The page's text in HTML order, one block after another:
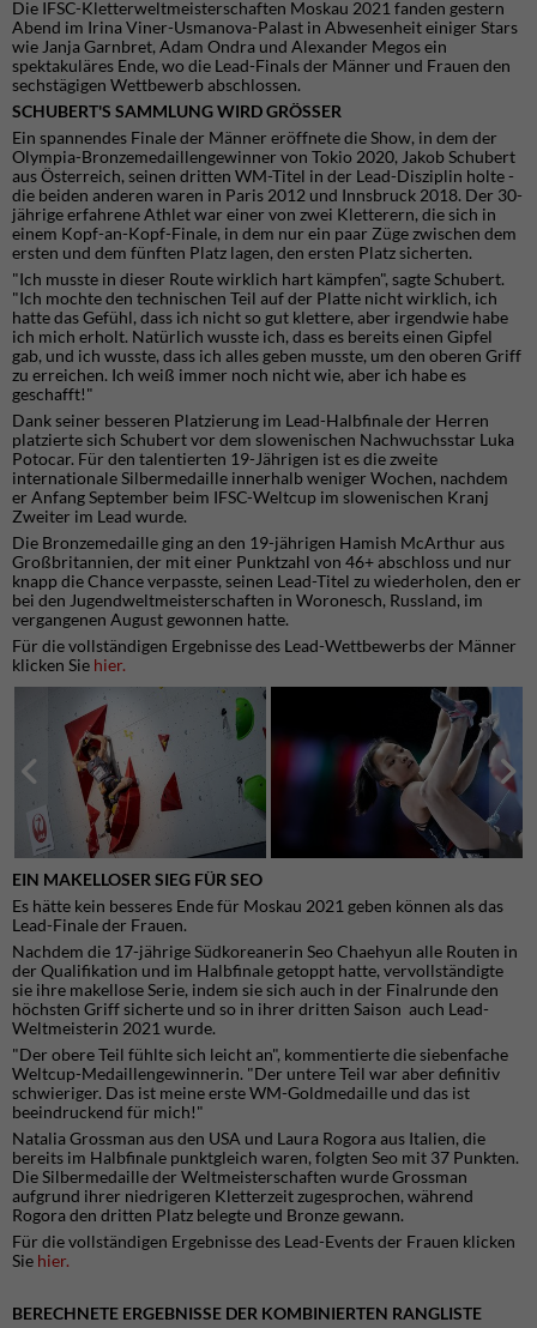
Die IFSC-Kletterweltmeisterschaften Moskau 2021 fanden gestern
Abend im Irina Viner-Usmanova-Palast in Abwesenheit einiger Stars
wie Janja Garnbret, Adam Ondra und Alexander Megos ein
spektakuläres Ende, wo die Lead-Finals der Männer und Frauen den
sechstägigen Wettbewerb abschlossen.
SCHUBERT'S SAMMLUNG WIRD GRÖSSER
Ein spannendes Finale der Männer eröffnete die Show, in dem der
Olympia-Bronzemedaillengewinner von Tokio 2020, Jakob Schubert
aus Österreich, seinen dritten WM-Titel in der Lead-Disziplin holte -
die beiden anderen waren in Paris 2012 und Innsbruck 2018. Der 30-
jährige erfahrene Athlet war einer von zwei Kletterern, die sich in
einem Kopf-an-Kopf-Finale, in dem nur ein paar Züge zwischen dem
ersten und dem fünften Platz lagen, den ersten Platz sicherten.
"Ich musste in dieser Route wirklich hart kämpfen", sagte Schubert.
"Ich mochte den technischen Teil auf der Platte nicht wirklich, ich
hatte das Gefühl, dass ich nicht so gut klettere, aber irgendwie habe
ich mich erholt. Natürlich wusste ich, dass es bereits einen Gipfel
gab, und ich wusste, dass ich alles geben musste, um den oberen Griff
zu erreichen. Ich weiß immer noch nicht wie, aber ich habe es
geschafft!"
Dank seiner besseren Platzierung im Lead-Halbfinale der Herren
platzierte sich Schubert vor dem slowenischen Nachwuchsstar Luka
Potocar. Für den talentierten 19-Jährigen ist es die zweite
internationale Silbermedaille innerhalb weniger Wochen, nachdem
er Anfang September beim IFSC-Weltcup im slowenischen Kranj
Zweiter im Lead wurde.
Die Bronzemedaille ging an den 19-jährigen Hamish McArthur aus
Großbritannien, der mit einer Punktzahl von 46+ abschloss und nur
knapp die Chance verpasste, seinen Lead-Titel zu wiederholen, den er
bei den Jugendweltmeisterschaften in Woronesch, Russland, im
vergangenen August gewonnen hatte.
Für die vollständigen Ergebnisse des Lead-Wettbewerbs der Männer
klicken Sie hier.
EIN MAKELLOSER SIEG FÜR SEO
Es hätte kein besseres Ende für Moskau 2021 geben können als das
Lead-Finale der Frauen.
Nachdem die 17-jährige Südkoreanerin Seo Chaehyun alle Routen in
der Qualifikation und im Halbfinale getoppt hatte, vervollständigte
sie ihre makellose Serie, indem sie sich auch in der Finalrunde den
höchsten Griff sicherte und so in ihrer dritten Saison auch Lead-
Weltmeisterin 2021 wurde.
"Der obere Teil fühlte sich leicht an", kommentierte die siebenfache
Weltcup-Medaillengewinnerin. "Der untere Teil war aber definitiv
schwieriger. Das ist meine erste WM-Goldmedaille und das ist
beeindruckend für mich!"
Natalia Grossman aus den USA und Laura Rogora aus Italien, die
bereits im Halbfinale punktgleich waren, folgten Seo mit 37 Punkten.
Die Silbermedaille der Weltmeisterschaften wurde Grossman
aufgrund ihrer niedrigeren Kletterzeit zugesprochen, während
Rogora den dritten Platz belegte und Bronze gewann.
Für die vollständigen Ergebnisse des Lead-Events der Frauen klicken
Sie hier.
BERECHNETE ERGEBNISSE DER KOMBINIERTEN RANGLISTE